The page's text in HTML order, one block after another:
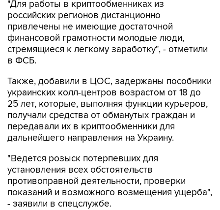
привлечены не имеющие достаточной
финансовой грамотности молодые люди,
стремящиеся к легкому заработку", - отметили
в ФСБ.
Также, добавили в ЦОС, задержаны пособники
25 лет, которые, выполняя функции курьеров,
получали средства от обманутых граждан и
передавали их в криптообменники для
дальнейшего направления на Украину.
"Ведется розыск потерпевших для
противоправной деятельности, проверки
показаний и возможного возмещения ущерба",
- заявили в спецслужбе.
Следственными подразделениями МВД РФ